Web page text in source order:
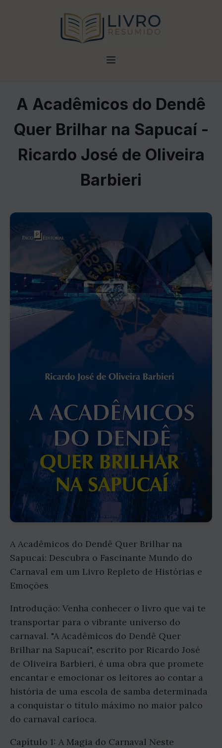
A Acadêmicos do Dendê
Quer Brilhar na Sapucaí -
Ricardo José de Oliveira
Barbieri
A Acadêmicos do Dendê Quer Brilhar na
Sapucaí: Descubra o Fascinante Mundo do
Carnaval em um Livro Repleto de Histórias e
Emoções
Introdução: Venha conhecer o livro que vai te
transportar para o vibrante universo do
carnaval. "A Acadêmicos do Dendê Quer
Brilhar na Sapucaí", escrito por Ricardo José
de Oliveira Barbieri, é uma obra que promete
encantar e emocionar os leitores ao contar a
história de uma escola de samba determinada
a conquistar o título máximo no maior palco
do carnaval carioca.
Capítulo 1: A Magia do Carnaval Neste